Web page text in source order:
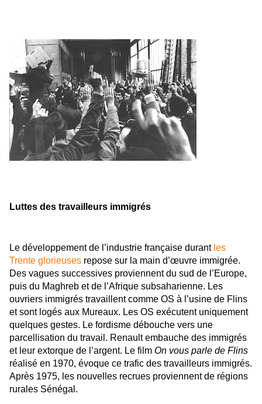
Luttes des travailleurs immigrés
Le développement de l’industrie française durant les
Trente glorieuses repose sur la main d’œuvre immigrée.
Des vagues successives proviennent du sud de l’Europe,
puis du Maghreb et de l’Afrique subsaharienne. Les
ouvriers immigrés travaillent comme OS à l’usine de Flins
et sont logés aux Mureaux. Les OS exécutent uniquement
quelques gestes. Le fordisme débouche vers une
parcellisation du travail. Renault embauche des immigrés
et leur extorque de l’argent. Le film On vous parle de Flins
réalisé en 1970, évoque ce trafic des travailleurs immigrés.
Après 1975, les nouvelles recrues proviennent de régions
rurales Sénégal.